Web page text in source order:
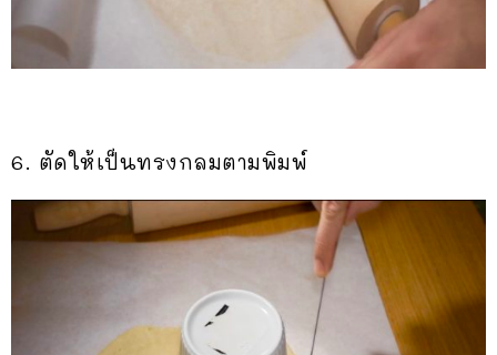
6. ตัดให้เป็นทรงกลมตามพิมพ์